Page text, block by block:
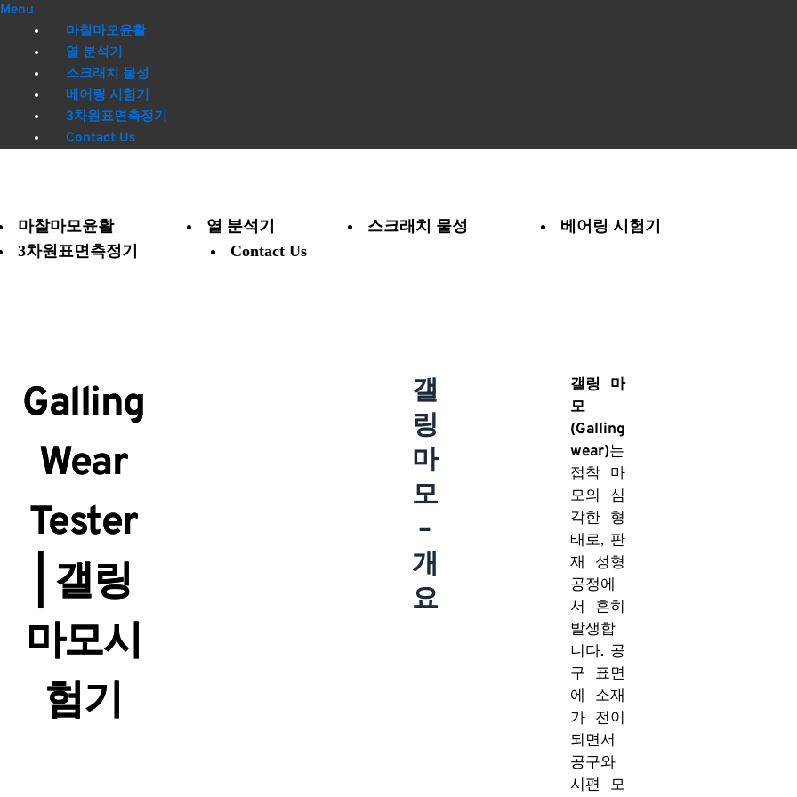
Menu
마찰마모윤활
열 분석기
스크래치 물성
베어링 시험기
3차원표면측정기
Contact Us
마찰마모윤활 열 분석기 스크래치 물성
베어링 시험기
3차원표면측정기
Contact Us
Galling
Wear
Tester
| 갤링
마모시
험기
갤
링
마
모
–
개
요
갤링 마
모
(Galling
wear)는
접착 마
모의 심
각한 형
태로, 판
재 성형
공정에
서 흔히
발생합
니다. 공
구 표면
에 소재
가 전이
되면서
공구와
시편 모